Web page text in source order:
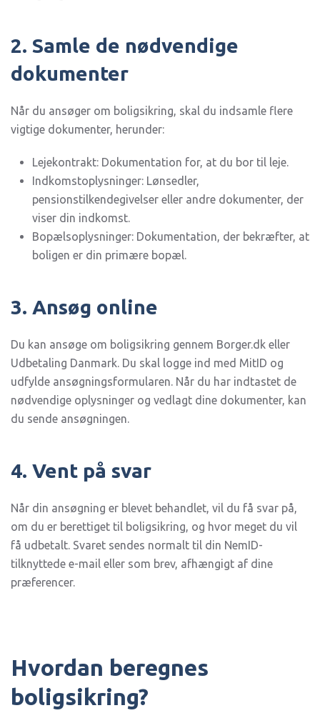
2. Samle de nødvendige
dokumenter
Når du ansøger om boligsikring, skal du indsamle flere
vigtige dokumenter, herunder:
Lejekontrakt: Dokumentation for, at du bor til leje.
Indkomstoplysninger: Lønsedler,
pensionstilkendegivelser eller andre dokumenter, der
viser din indkomst.
Bopælsoplysninger: Dokumentation, der bekræfter, at
boligen er din primære bopæl.
3. Ansøg online
Du kan ansøge om boligsikring gennem Borger.dk eller
Udbetaling Danmark. Du skal logge ind med MitID og
udfylde ansøgningsformularen. Når du har indtastet de
nødvendige oplysninger og vedlagt dine dokumenter, kan
du sende ansøgningen.
4. Vent på svar
Når din ansøgning er blevet behandlet, vil du få svar på,
om du er berettiget til boligsikring, og hvor meget du vil
få udbetalt. Svaret sendes normalt til din NemID-
tilknyttede e-mail eller som brev, afhængigt af dine
præferencer.
Hvordan beregnes
boligsikring?